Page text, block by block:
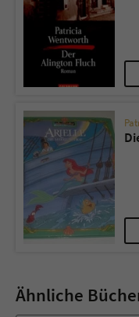
Ähnliche